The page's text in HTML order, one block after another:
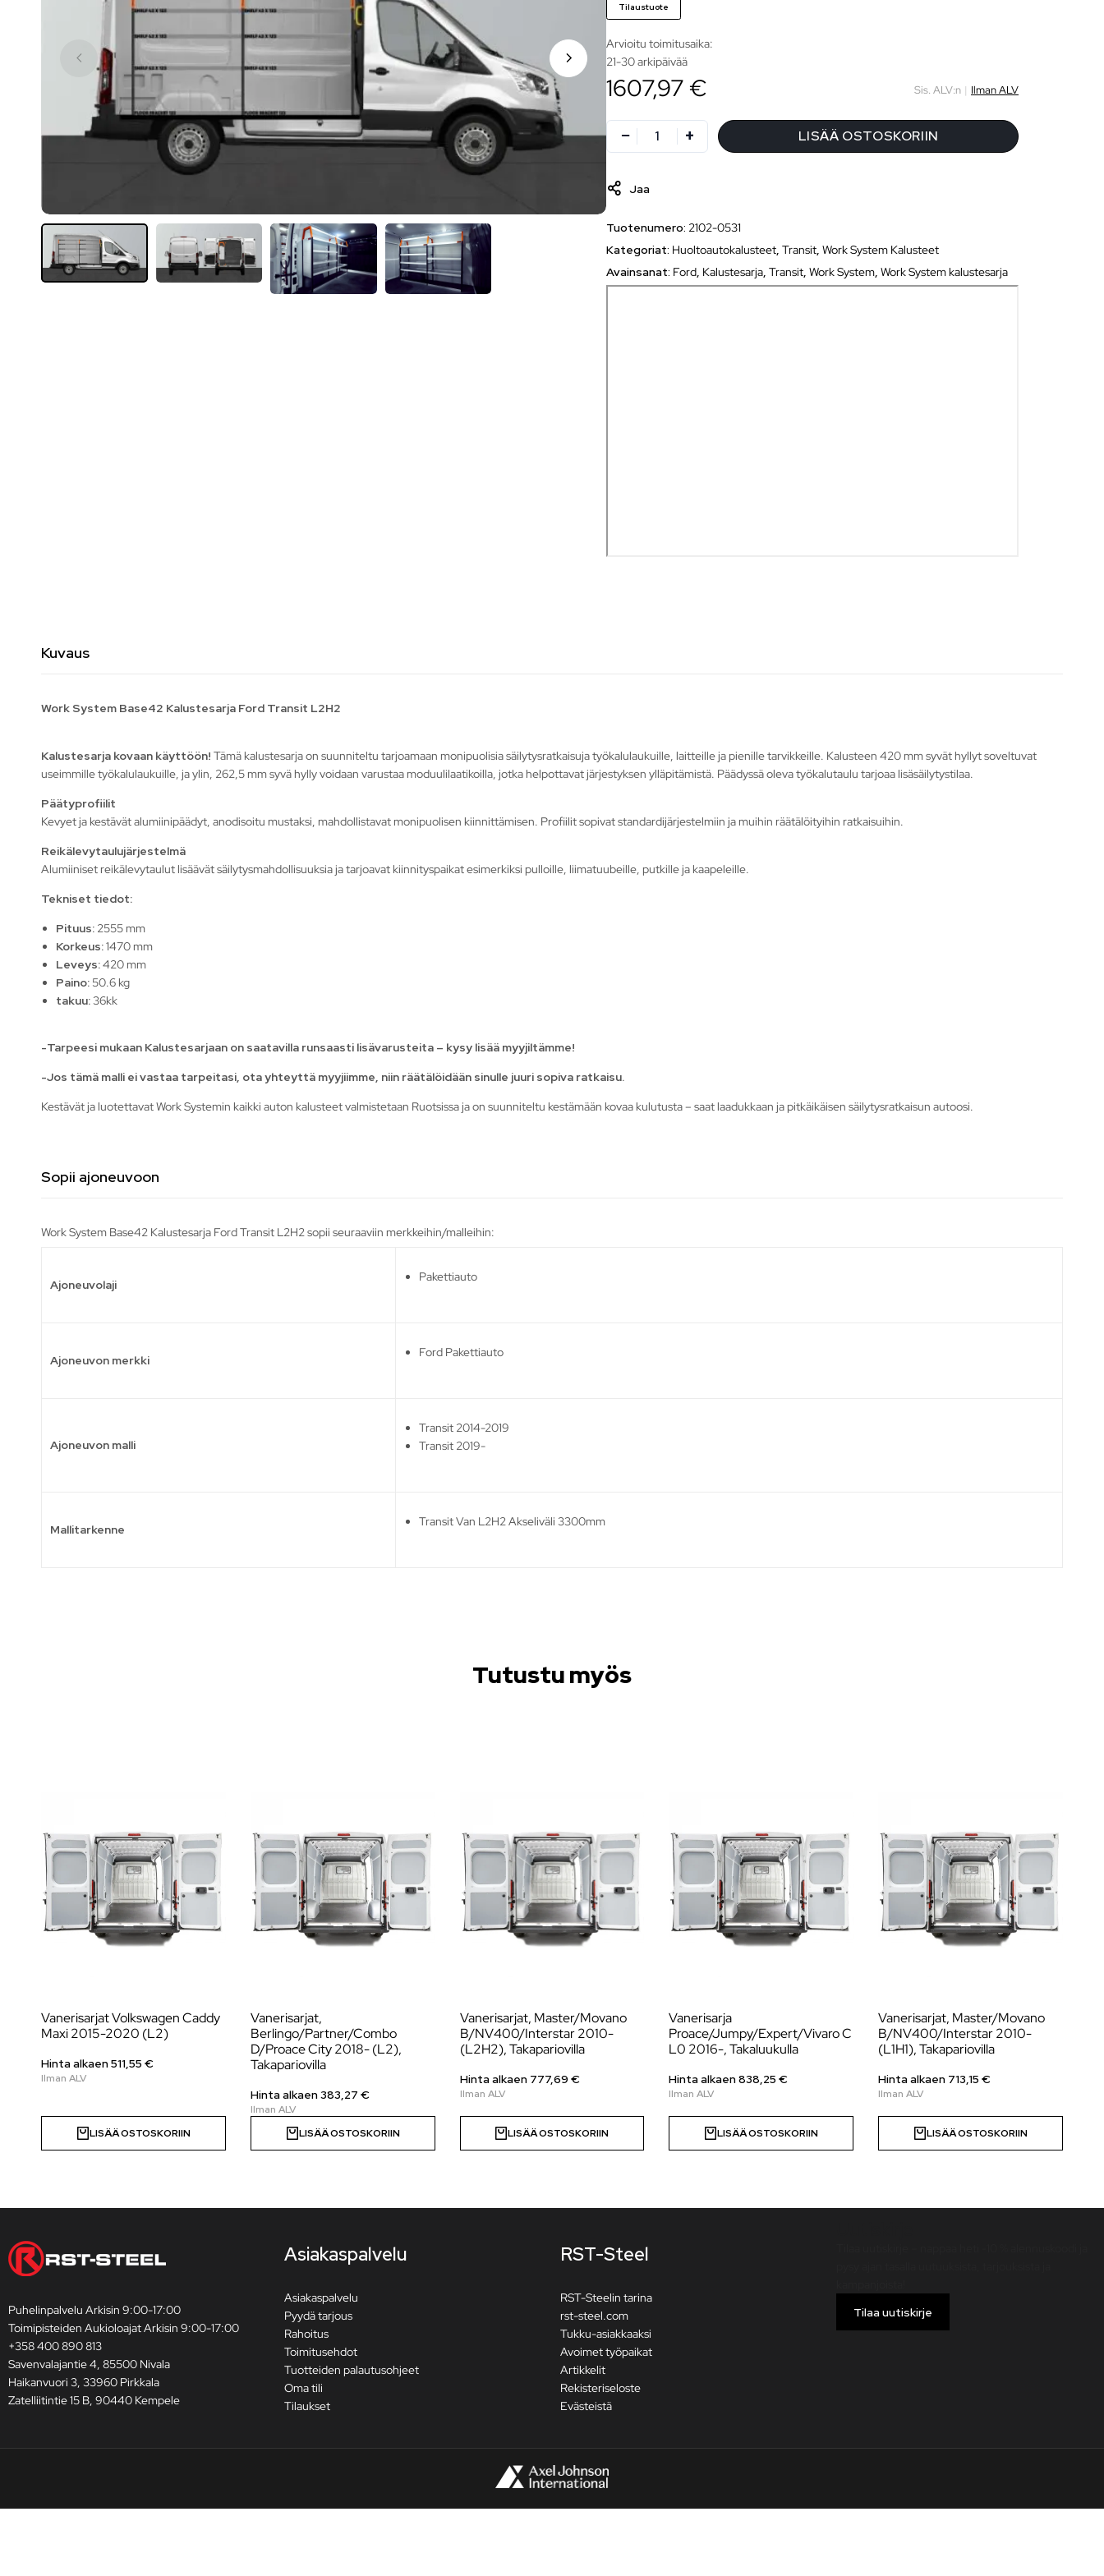
Tilaustuote
Arvioitu toimitusaika:
21-30 arkipäivää
1607,97 € Sis. ALV:n | Ilman ALV
LISÄÄ OSTOSKORIIN
Jaa
Tuotenumero: 2102-0531
Kategoriat: Huoltoautokalusteet ,Transit ,Work System Kalusteet
Avainsanat: Ford Kalustesarja ,Transit ,Work System ,Work System kalustesarja
Kuvaus
Work System Base42 Kalustesarja Ford Transit L2H2
Kalustesarja kovaan käyttöön! Tämä kalustesarja on suunniteltu tarjoamaan monipuolisia säilytysratkaisuja työkalulaukuille, laitteille ja pienille tarvikkeille. Kalusteen 420 mm syvät hyllyt soveltuvat
useimmille työkalulaukuille, ja ylin, 262,5 mm syvä hylly voidaan varustaa moduulilaatikoilla, jotka helpottavat järjestyksen ylläpitämistä. Päädyssä oleva työkalutaulu tarjoaa lisäsäilytystilaa.
Päätyprofiilit
Kevyet ja kestävät alumiinipäädyt, anodisoitu mustaksi, mahdollistavat monipuolisen kiinnittämisen. Profiilit sopivat standardijärjestelmiin ja muihin räätälöityihin ratkaisuihin.
Reikälevytaulujärjestelmä
Alumiiniset reikälevytaulut lisäävät säilytysmahdollisuuksia ja tarjoavat kiinnityspaikat esimerkiksi pulloille, liimatuubeille, putkille ja kaapeleille.
Tekniset tiedot:
Pituus: 2555 mm
Korkeus:1470 mm
Leveys:420 mm
Paino: 50.6 kg
takuu:36kk
-Tarpeesi mukaan Kalustesarjaan on saatavilla runsaasti lisävarusteita – kysy lisää myyjiltämme!
-Jos tämä malli ei vastaa tarpeitasi, ota yhteyttä myyjiimme, niin räätälöidään sinulle juuri sopiva ratkaisu.
Kestävät ja luotettavat Work Systemin kaikki auton kalusteet valmistetaan Ruotsissa ja on suunniteltu kestämään kovaa kulutusta – saat laadukkaan ja pitkäikäisen säilytysratkaisun autoosi.
Sopii ajoneuvoon
Work System Base42 Kalustesarja Ford Transit L2H2 sopii seuraaviin merkkeihin/malleihin:
Ajoneuvolaji
Pakettiauto
Ajoneuvon merkki
Ford Pakettiauto
Ajoneuvon malli
Transit 2014-2019
Transit 2019-
Mallitarkenne
Transit Van L2H2 Akseliväli 3300mm
Tutustu myös
Vanerisarjat Volkswagen Caddy
Maxi 2015-2020 (L2)
Hinta alkaen511,55 €
LISÄÄ OSTOSKORIIN
Vanerisarjat,
Berlingo/Partner/Combo
D/Proace City 2018- (L2),
Takapariovilla
Hinta alkaen383,27 €
LISÄÄ OSTOSKORIIN
Vanerisarjat, Master/Movano
B/NV400/Interstar 2010-
(L2H2), Takapariovilla
Hinta alkaen 777,69 €
LISÄÄ OSTOSKORIIN
Vanerisarja
Proace/Jumpy/Expert/Vivaro C
L0 2016-, Takaluukulla
Hinta alkaen838,25€
LISÄÄ OSTOSKORIIN
Vanerisarjat, Master/Movano
B/NV400/Interstar 2010-
(L1H1), Takapariovilla
Hinta alkaen 713,15€
LISÄÄ OSTOSKORIIN
Puhelinpalvelu Arkisin 9:00-17:00
Toimipisteiden Aukioloajat Arkisin 9:00-17:00
+358 400 890 813
Savenvalajantie 4, 85500 Nivala
Haikanvuori 3, 33960 Pirkkala
Zatelliitintie 15 B, 90440 Kempele
Asiakaspalvelu
Asiakaspalvelu
Pyydä tarjous
Rahoitus
Toimitusehdot
Tuotteiden palautusohjeet
Oma tili
Tilaukset
RST-Steel
RST-Steelin tarina
rst-steel.com
Tukku-asiakkaaksi
Avoimet työpaikat
Artikkelit
Rekisteriseloste
Evästeistä
Tilaa uutiskirje